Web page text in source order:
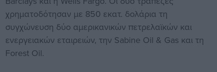
χρηματοδότησαν με 850 εκατ. δολάρια τη
συγχώνευση δύο αμερικανικών πετρελαϊκών και
ενεργειακών εταιρειών, την Sabine Oil & Gas και τη
Forest Oil.